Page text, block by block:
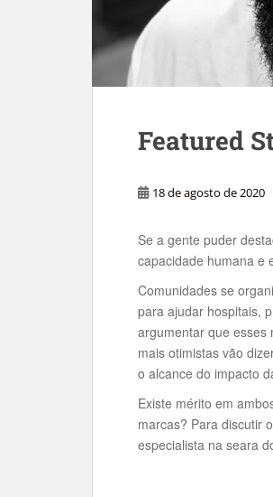
Featured
18 de agosto de 2020
Se a gente puder
capacidade humana e
Comunidades se
para ajudar hospitais,
argumentar que esses
mais otimistas vão
o alcance do impacto
Existe mérito em
marcas? Para discutir
especialista na seara